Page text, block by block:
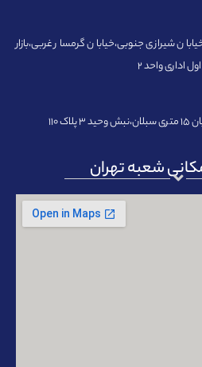
شیرازی جنوبی،خیابان گرمسار غربی،بازار
۱۱۰
شعبه تهران